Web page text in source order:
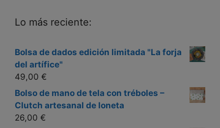
Lo más reciente:
Bolsa de dados edición limitada "La forja
del artífice"
49,00 €
Bolso de mano de tela con tréboles –
Clutch artesanal de loneta
26,00 €